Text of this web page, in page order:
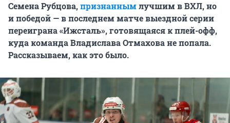
Семена Рубцова,признаннымлучшим в ВХЛ, но
и победой — в последнем матче выездной серии
переиграна «Ижсталь», готовящаяся к плей-офф,
куда команда Владислава Отмахова не попала.
Рассказываем, как это было.